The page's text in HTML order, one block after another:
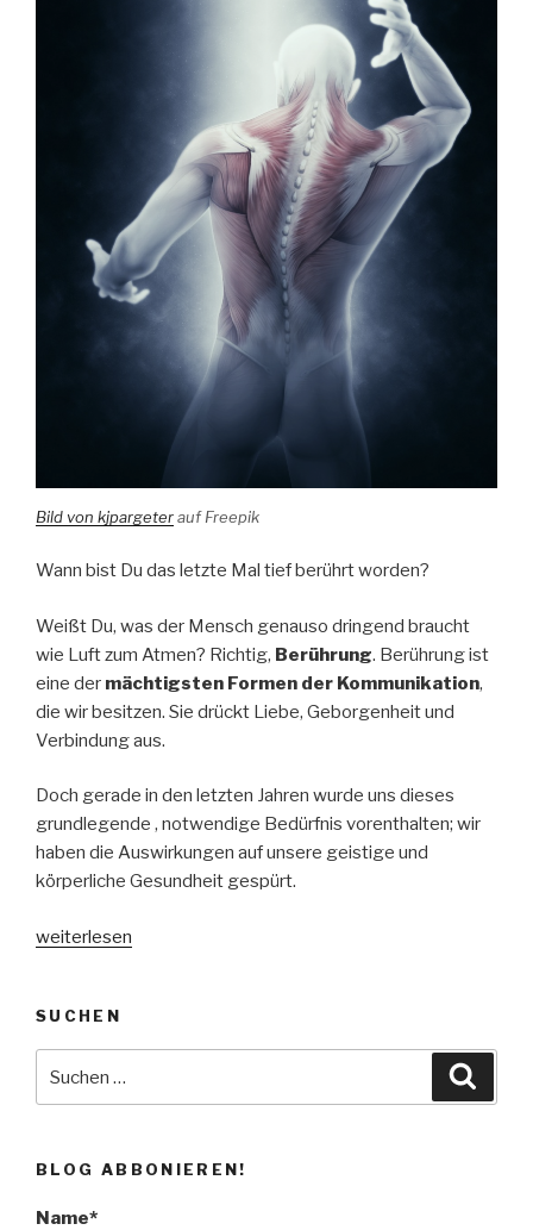
Bild von kjpargeterauf Freepik
Wann bist Du das letzte Mal tief berührt worden?
Weißt Du, was der Mensch genauso dringend braucht
wie Luft zum Atmen? Richtig, Berührung. Berührung ist
eine der mächtigsten Formen der Kommunikation,
die wir besitzen. Sie drückt Liebe, Geborgenheit und
Verbindung aus.
Doch gerade in den letzten Jahren wurde uns dieses
grundlegende , notwendige Bedürfnis vorenthalten; wir
haben die Auswirkungen auf unsere geistige und
körperliche Gesundheit gespürt.
„Faszinierende
Faszien-
Behandlung“
weiterlesen
SUCHEN
BLOG ABBONIEREN!
Name*